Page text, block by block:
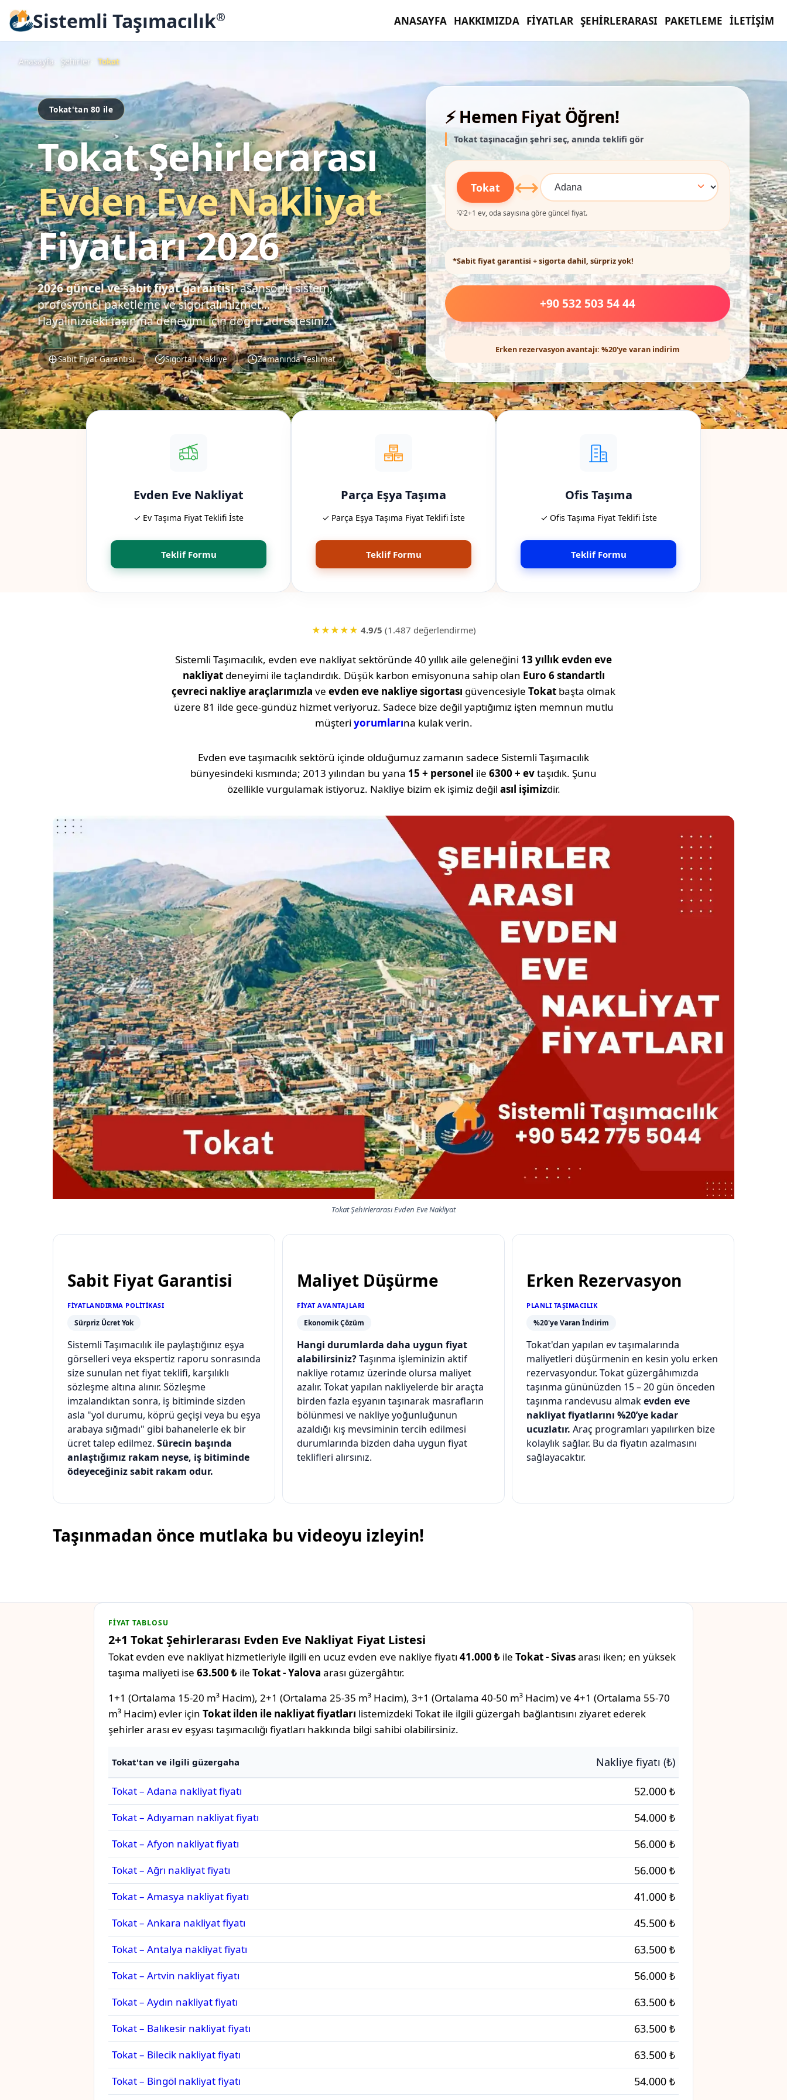
Sistemli Taşımacılık® ANASAYFA HAKKIMIZDA FIYATLAR ŞEHIRLERARASI PAKETLEME İLETIŞIM
Anasayfa Şehirler Tokat
Tokat'tan 80 ile
Tokat Şehirlerarası
Evden Eve Nakliyat
Fiyatları 2026
2026 güncel ve sabit fiyat garantisi, asansörlü sistem,
profesyonel paketleme ve sigortalı hizmet...
Hayalinizdeki taşınma deneyimi için doğru adrestesiniz.
Sabit Fiyat Garantisi Sigortalı Nakliye Zamanında Teslimat
⚡ Hemen Fiyat Öğren!
Tokat taşınacağın şehri seç, anında teklifi gör
Tokat ⟷
💡2+1 ev, oda sayısına göre güncel fiyat.
*Sabit fiyat garantisi + sigorta dahil, sürpriz yok!
+90 532 503 54 44
Erken rezervasyon avantajı: %20'ye varan indirim
Evden Eve Nakliyat
✓ Ev Taşıma Fiyat Teklifi İste
Teklif Formu
Parça Eşya Taşıma
✓ Parça Eşya Taşıma Fiyat Teklifi İste
Teklif Formu
Ofis Taşıma
✓ Ofis Taşıma Fiyat Teklifi İste
Teklif Formu
★★★★★ 4.9/5 (1.487 değerlendirme)
Sistemli Taşımacılık, evden eve nakliyat sektöründe 40 yıllık aile geleneğini 13 yıllık evden eve
nakliyatdeneyimi ile taçlandırdık. Düşük karbon emisyonuna sahip olan Euro 6 standartlı
çevreci nakliye araçlarımızla ve evden eve nakliye sigortası güvencesiyle Tokat başta olmak
üzere 81 ilde gece-gündüz hizmet veriyoruz. Sadece bize değil yaptığımız işten memnun mutlu
müşteri yorumlarına kulak verin.
Evden eve taşımacılık sektörü içinde olduğumuz zamanın sadece Sistemli Taşımacılık
bünyesindeki kısmında; 2013 yılından bu yana 15 + personel ile 6300 + evtaşıdık. Şunu
özellikle vurgulamak istiyoruz. Nakliye bizim ek işimiz değil asıl işimizdir.
Tokat Şehirlerarası Evden Eve Nakliyat
Sabit Fiyat Garantisi
FIYATLANDIRMA POLITIKASI
Sürpriz Ücret Yok
Sistemli Taşımacılık ile paylaştığınız eşya
görselleri veya ekspertiz raporu sonrasında
size sunulan net fiyat teklifi, karşılıklı
sözleşme altına alınır. Sözleşme
imzalandıktan sonra, iş bitiminde sizden
asla "yol durumu, köprü geçişi veya bu eşya
arabaya sığmadı" gibi bahanelerle ek bir
ücret talep edilmez. Sürecin başında
anlaştığımız rakam neyse, iş bitiminde
ödeyeceğiniz sabit rakam odur.
Maliyet Düşürme
FIYAT AVANTAJLARI
Ekonomik Çözüm
Hangi durumlarda daha uygun fiyat
alabilirsiniz?Taşınma işleminizin aktif
nakliye rotamız üzerinde olursa maliyet
azalır. Tokat yapılan nakliyelerde bir araçta
birden fazla eşyanın taşınarak masrafların
bölünmesi ve nakliye yoğunluğunun
azaldığı kış mevsiminin tercih edilmesi
durumlarında bizden daha uygun fiyat
teklifleri alırsınız.
Erken Rezervasyon
PLANLI TAŞIMACILIK
%20'ye Varan İndirim
Tokat'dan yapılan ev taşımalarında
maliyetleri düşürmenin en kesin yolu erken
rezervasyondur. Tokat güzergâhımızda
taşınma gününüzden 15 – 20 gün önceden
taşınma randevusu almakevden eve
nakliyat fiyatlarını %20’ye kadar
ucuzlatır. Araç programları yapılırken bize
kolaylık sağlar. Bu da fiyatın azalmasını
sağlayacaktır.
Taşınmadan önce mutlaka bu videoyu izleyin!
FIYAT TABLOSU
2+1 Tokat Şehirlerarası Evden Eve Nakliyat Fiyat Listesi
Tokat evden eve nakliyat hizmetleriyle ilgili en ucuz evden eve nakliye fiyatı 41.000 ₺ ile Tokat - Sivasarası iken; en yüksek
taşıma maliyeti ise 63.500 ₺ ile Tokat - Yalova arası güzergâhtır.
1+1 (Ortalama 15-20 m³ Hacim), 2+1 (Ortalama 25-35 m³ Hacim), 3+1 (Ortalama 40-50 m³ Hacim) ve 4+1 (Ortalama 55-70
m³ Hacim) evler için Tokat ilden ile nakliyat fiyatları listemizdeki Tokat ile ilgili güzergah bağlantısını ziyaret ederek
şehirler arası ev eşyası taşımacılığı fiyatları hakkında bilgi sahibi olabilirsiniz.
Tokat'tan ve ilgili güzergaha Nakliye fiyatı (₺)
Tokat – Adana nakliyat fiyatı 52.000 ₺
Tokat – Adıyaman nakliyat fiyatı 54.000 ₺
Tokat – Afyon nakliyat fiyatı 56.000 ₺
Tokat – Ağrı nakliyat fiyatı 56.000 ₺
Tokat – Amasya nakliyat fiyatı 41.000 ₺
Tokat – Ankara nakliyat fiyatı 45.500 ₺
Tokat – Antalya nakliyat fiyatı 63.500 ₺
Tokat – Artvin nakliyat fiyatı 56.000 ₺
Tokat – Aydın nakliyat fiyatı 63.500 ₺
Tokat – Balıkesir nakliyat fiyatı 63.500 ₺
Tokat – Bilecik nakliyat fiyatı 63.500 ₺
Tokat – Bingöl nakliyat fiyatı 54.000 ₺